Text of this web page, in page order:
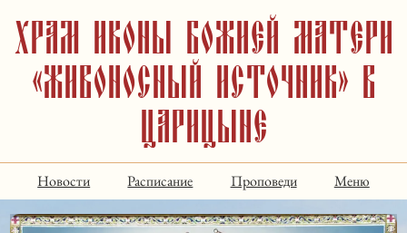
Храм иконы Божией Матери
«Живоносный Источник» в
Царицыне
Новости Расписание Проповеди Меню